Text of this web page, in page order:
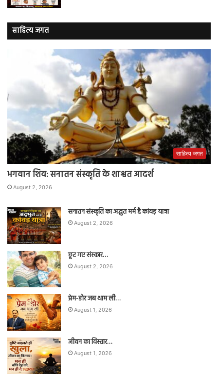
साहित्य जगत
साहित्य जगत
भगवान शिव: सनातन संस्कृति के शाश्वत आदर्श
August 2, 2026
सनातन संस्कृति का अद्भुत मर्म है कांवड़ यात्रा
August 2, 2026
छूट गए संस्कार…
August 2, 2026
प्रेम-डोर जब थाम ली…
August 1, 2026
जीवन का विस्तार…
August 1, 2026